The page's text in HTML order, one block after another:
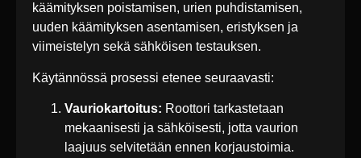
käämityksen poistamisen, urien puhdistamisen,
uuden käämityksen asentamisen, eristyksen ja
viimeistelyn sekä sähköisen testauksen.
Käytännössä prosessi etenee seuraavasti:
Vauriokartoitus: Roottori tarkastetaan
mekaanisesti ja sähköisesti, jotta vaurion
laajuus selvitetään ennen korjaustoimia.